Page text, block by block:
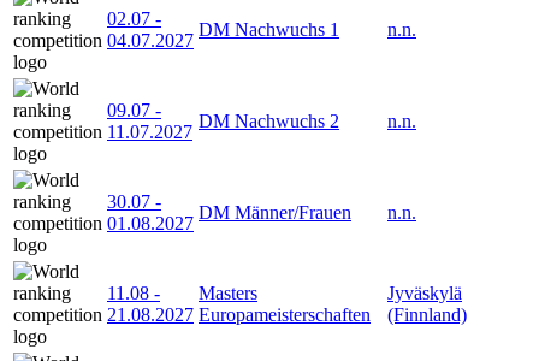
02.07 -
04.07.2027
DM Nachwuchs 1 n.n.
09.07 -
11.07.2027
DM Nachwuchs 2 n.n.
30.07 -
01.08.2027
DM Männer/Frauen n.n.
11.08 -
21.08.2027
Masters
Europameisterschaften
Jyväskylä
(Finnland)